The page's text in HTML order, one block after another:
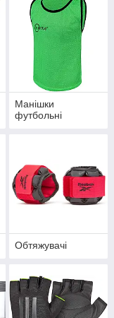
Манішки
футбольні
Обтяжувачі